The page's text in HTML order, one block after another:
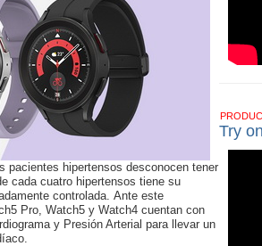
pacientes hipertensos desconocen tener
cada cuatro hipertensos tiene su
controlada. Ante este
Pro, Watch5 y Watch4 cuentan con
y Presión Arterial para llevar un
Try